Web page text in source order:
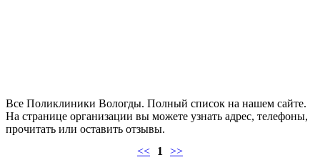
Все Поликлиники Вологды. Полный список на нашем сайте.
На странице организации вы можете узнать адрес, телефоны,
прочитать или оставить отзывы.
<<
1 >>